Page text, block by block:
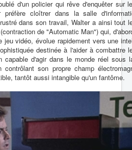
d'un policier qui rêve d'enquêter sur
préfère cloîtrer dans la salle
dans son travail, Walter a ainsi tout
de "Automatic Man") qui,
jeu vidéo, évolue rapidement vers une
destinée à l'aider à combattre
capable d'agir dans le monde réel sous
son propre champ
tantôt aussi intangible qu'un fantôme.